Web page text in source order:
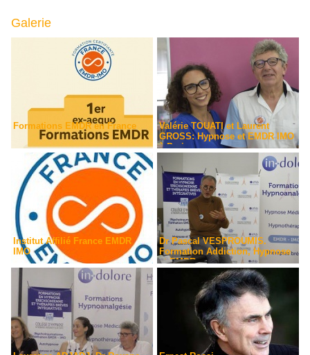
Galerie
Formations EMDR en France
Valérie TOUATI et Laurent
GROSS: Hypnose et EMDR IMO
à Paris
Institut Affilié France EMDR
IMO
Dr Pascal VESPROUMIS.
Formation Addiction, Hypnose
et EMDR